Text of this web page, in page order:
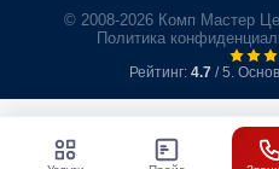
© 2008-2026 Комп Мастер
Политика
Рейтинг: 4.7 / 5.